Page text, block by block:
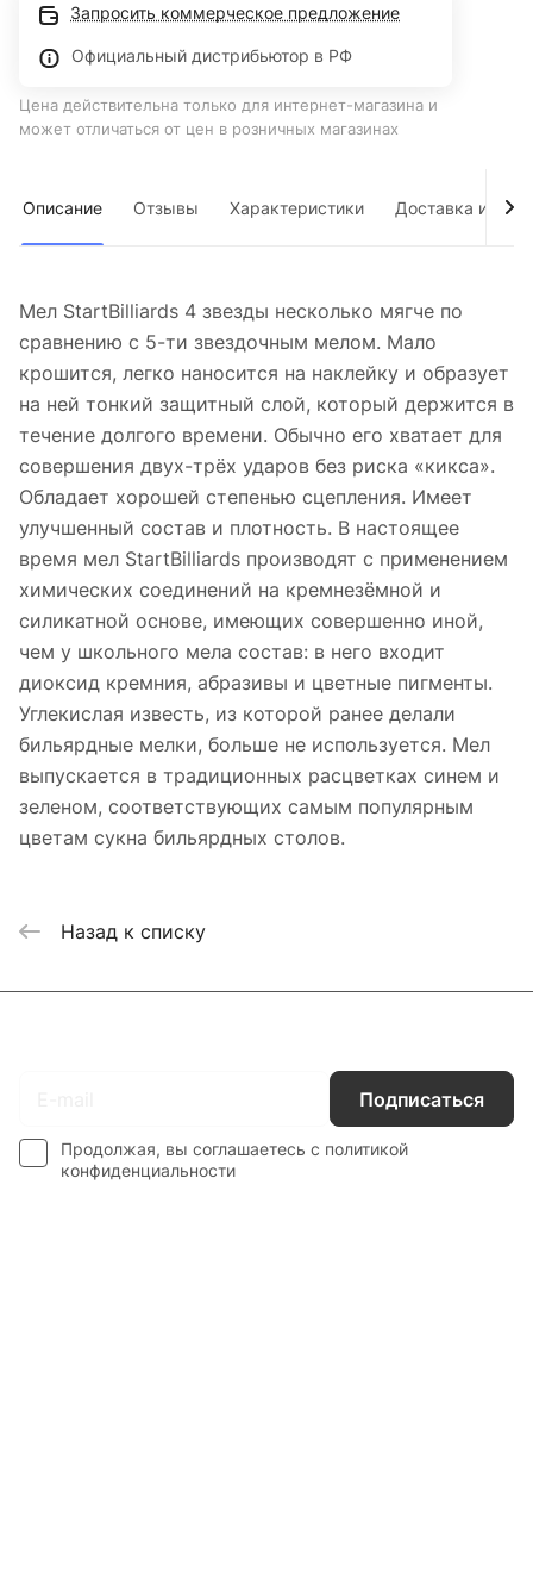
Запросить коммерческое предложение
Официальный дистрибьютор в РФ
Цена действительна только для интернет-магазина и
может отличаться от цен в розничных магазинах
Описание Отзывы Характеристики Доставка и
Мел StartBilliards 4 звезды несколько мягче по
сравнению с 5-ти звездочным мелом. Мало
крошится, легко наносится на наклейку и образует
на ней тонкий защитный слой, который держится в
течение долгого времени. Обычно его хватает для
совершения двух-трёх ударов без риска «кикса».
Обладает хорошей степенью сцепления. Имеет
улучшенный состав и плотность. В настоящее
время мел StartBilliards производят с применением
химических соединений на кремнезёмной и
силикатной основе, имеющих совершенно иной,
чем у школьного мела состав: в него входит
диоксид кремния, абразивы и цветные пигменты.
Углекислая известь, из которой ранее делали
бильярдные мелки, больше не используется. Мел
выпускается в традиционных расцветках синем и
зеленом, соответствующих самым популярным
цветам сукна бильярдных столов.
Назад к списку
Подписаться
Продолжая, вы соглашаетесь с политикой
конфиденциальности